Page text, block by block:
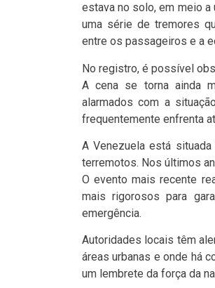
estava no solo, em meio
uma série de tremores
entre os passageiros e a
No registro, é possível
A cena se torna ainda
alarmados com a
frequentemente enfrenta
A Venezuela está
terremotos. Nos últimos
O evento mais recente
mais rigorosos para
emergência.
Autoridades locais têm
áreas urbanas e onde há
um lembrete da força da